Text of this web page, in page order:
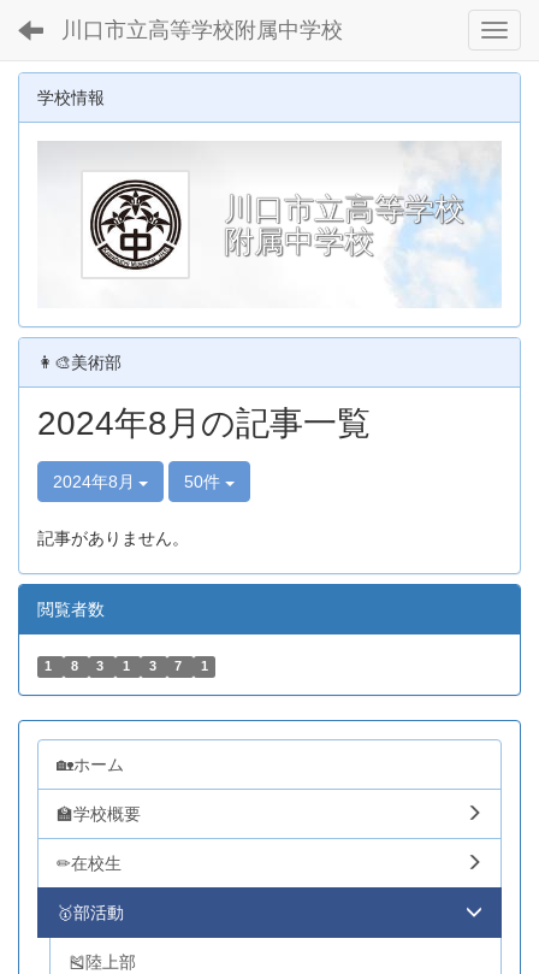
川口市立高等学校附属中学校
学校情報
川口市立高等学校
附属中学校
👩‍🎨美術部
2024年8月の記事一覧
2024年8月 50件
記事がありません。
閲覧者数
1 8 3 1 3 7 1
🏡ホーム
🏫学校概要
✏在校生
🥇部活動
🎽陸上部